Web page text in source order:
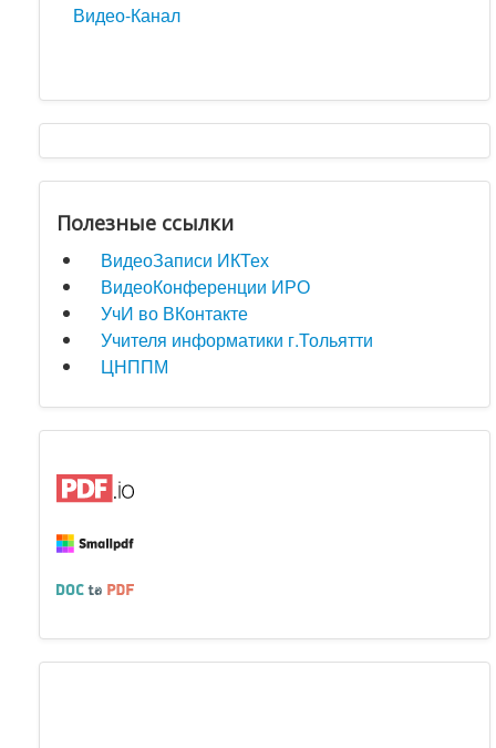
Видео-Канал
Полезные ссылки
ВидеоЗаписи ИКТех
ВидеоКонференции ИРО
УчИ во ВКонтакте
Учителя информатики г.Тольятти
ЦНППМ